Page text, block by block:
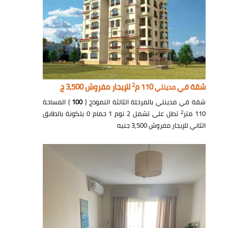
شقة فيمدينتي110 م 2للإيجار مفروش 3,500 ج
شقة في مدينتي بالمرحلة الثالثة النموذج (100 ) المساحة
110 متر
2
تطل على تشمل 2 نوم 1 حمام 0 بلكونة بالطابق
الثاني للإيجار مفروش 3,500 جنيه